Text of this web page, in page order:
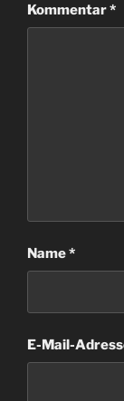
Kommentar*
Name*
E-Mail-